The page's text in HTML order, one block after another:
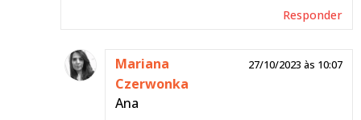
Responder
Mariana
Czerwonka
27/10/2023 às 10:07
Ana